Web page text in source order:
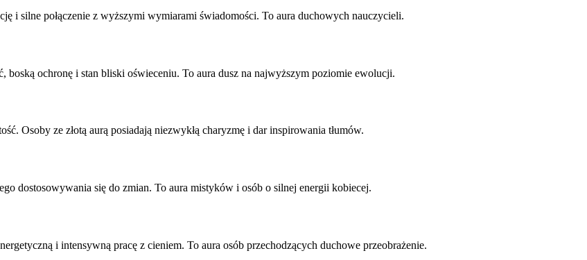
i silne połączenie z wyższymi wymiarami świadomości. To aura duchowych nauczycieli.
boską ochronę i stan bliski oświeceniu. To aura dusz na najwyższym poziomie ewolucji.
Osoby ze złotą aurą posiadają niezwykłą charyzmę i dar inspirowania tłumów.
dostosowywania się do zmian. To aura mistyków i osób o silnej energii kobiecej.
i intensywną pracę z cieniem. To aura osób przechodzących duchowe przeobrażenie.